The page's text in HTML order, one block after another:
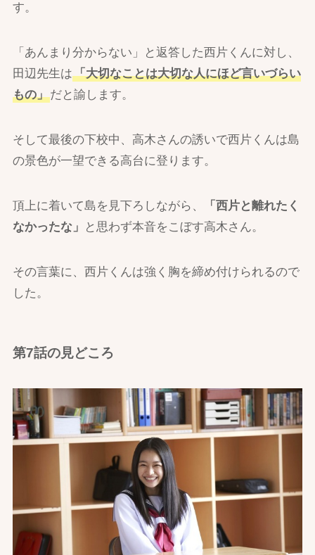
す。
「あんまり分からない」と返答した西片くんに対し、
田辺先生は「大切なことは大切な人にほど言いづらい
もの」だと諭します。
そして最後の下校中、高木さんの誘いで西片くんは島
の景色が一望できる高台に登ります。
頂上に着いて島を見下ろしながら、
「西片と離れたく
なかったな」
と思わず本音をこぼす高木さん。
その言葉に、西片くんは強く胸を締め付けられるので
した。
第7話の見どころ